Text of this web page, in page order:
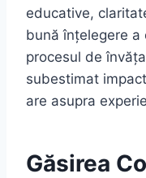
educative,
bună înțelegere
procesul de
subestimat
are asupra
Găsirea